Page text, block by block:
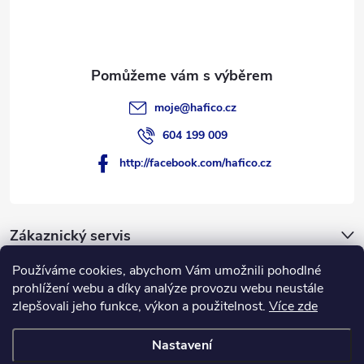
Používáme cookies, abychom Vám umožnili pohodlné
prohlížení webu a díky analýze provozu webu neustále
zlepšovali jeho funkce, výkon a použitelnost. Více zde
Nastavení
Zákaznický servis
Novinky
Hafico.cz
moje@hafico.cz
604 199 009
http://facebook.com/hafico.cz